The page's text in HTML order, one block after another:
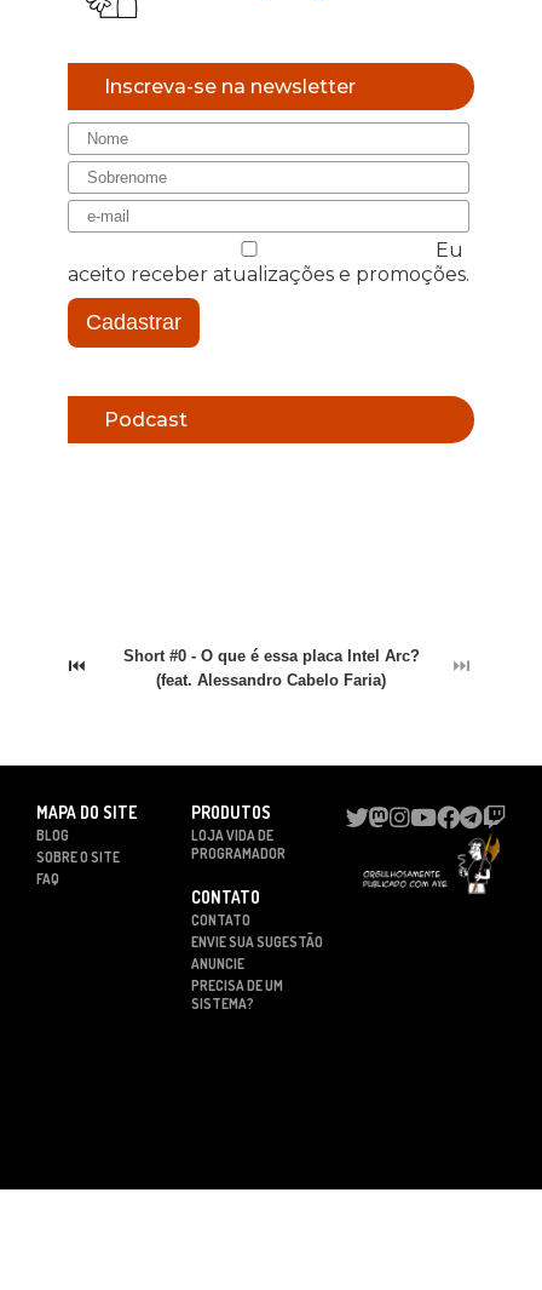
Inscreva-se na newsletter
Eu
aceito receber atualizações e promoções.
Cadastrar
Podcast
⏮
Short #0 - O que é essa placa Intel Arc?
(feat. Alessandro Cabelo Faria)
⏭
MAPA DO SITE
BLOG
SOBRE O SITE
FAQ
PRODUTOS
LOJA VIDA DE
PROGRAMADOR
CONTATO
CONTATO
ENVIE SUA SUGESTÃO
ANUNCIE
PRECISA DE UM
SISTEMA?